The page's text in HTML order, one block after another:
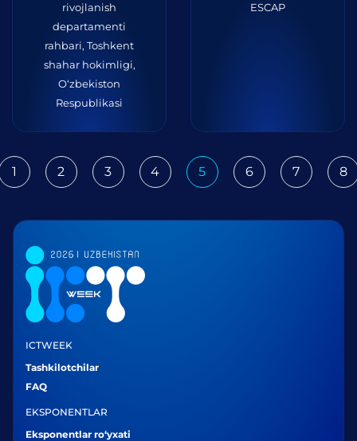
rivojlanish
departamenti
rahbari, Toshkent
shahar hokimligi,
O‘zbekiston
Respublikasi
ESCAP
1 2 3 4 5 6 7 8
ICTWEEK
Tashkilotchilar
FAQ
EKSPONENTLAR
Eksponentlar ro‘yxati